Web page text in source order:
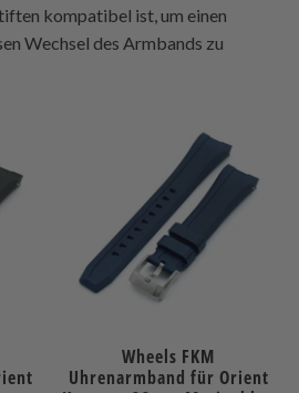
kompatibel ist, um einen
Wechsel des Armbands zu
Wheels FKM
Uhrenarmband für Orient